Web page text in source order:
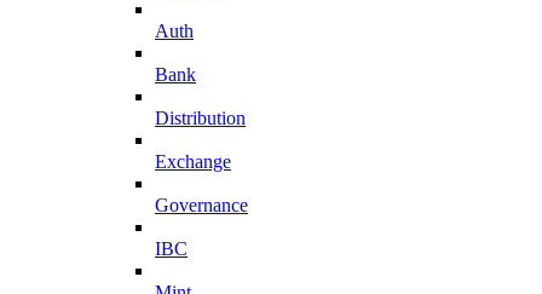
Auth
Bank
Distribution
Exchange
Governance
IBC